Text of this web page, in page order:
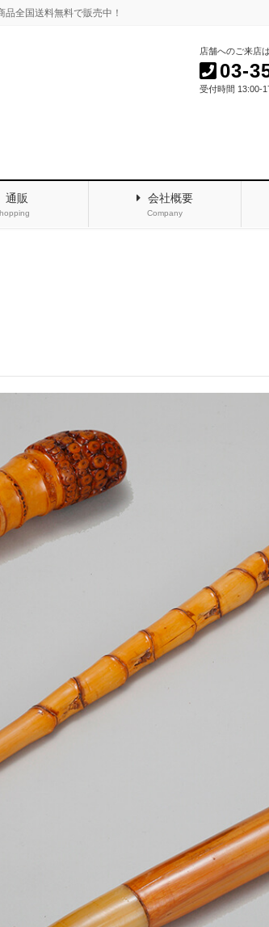
全国送料無料で販売中！
店舗へのご来店
03-
受付時間 13:00-
通販 会社概要
Company